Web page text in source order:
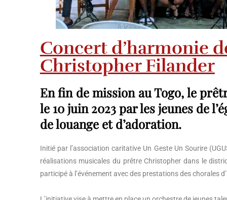
Concert d’harmonie
Christopher Filander
En fin de mission au Togo, le
le 10 juin 2023 par les jeunes de
de louange et d’adoration.
Initié par l’association caritative Un Geste Un Sourire
réalisations musicales du prêtre Christopher dans le
participé à l’événement avec des prestations des chorales